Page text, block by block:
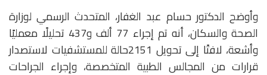
وأوضح الدكتور حسام عبد الغفار، المتحدث الرسمي لوزارة
الصحة والسكان، أنه تم إجراء 77 ألف و437 تحليلًا معمليًا
وأشعة، لافتًا إلى تحويل 2151حالة للمستشفيات لاستصدار
قرارات من المجالس الطبية المتخصصة، وإجراء الجراحات